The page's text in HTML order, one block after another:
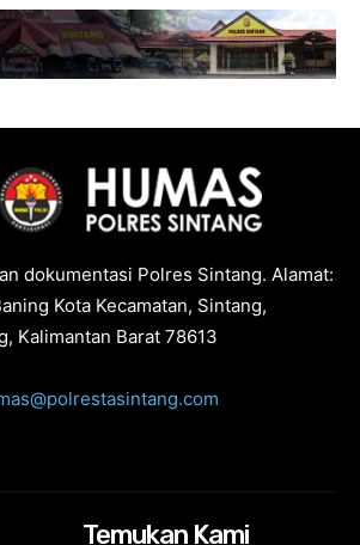
dokumentasi Polres Sintang. Alamat:
Kota Kecamatan, Sintang,
Kalimantan Barat 78613
Temukan Kami